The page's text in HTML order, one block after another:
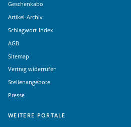
Geschenkabo
Artikel-Archiv
Schlagwort-Index
AGB
Sitemap
Vertrag widerrufen
Stellenangebote
Presse
WEITERE PORTALE